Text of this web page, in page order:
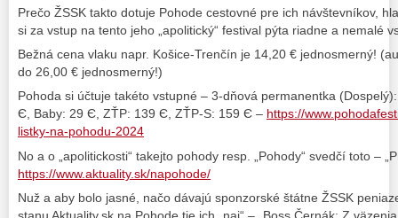
Prečo ŽSSK takto dotuje Pohode cestovné pre ich návštevníkov,
si za vstup na tento jeho „apolitický“ festival pýta riadne a nemalé
Bežná cena vlaku napr. Košice-Trenčín je 14,20 € jednosmerný!
do 26,00 € jednosmerný!)
Pohoda si účtuje takéto vstupné – 3-dňová permanentka
Є, Baby: 29 Є, ZŤP: 139 Є, ZŤP-S: 159 Є – https://
listky-na-pohodu-2024
No a o „apolitickosti“ takejto pohody resp. „Pohody“ svedčí toto –
https://www.aktuality.sk/napohode/
Nuž a aby bolo jasné, načo dávajú sponzorské štátne ŽSSK
stanu Aktuality.sk na Pohode tie ich „naj“ – „Boss Černák: Z